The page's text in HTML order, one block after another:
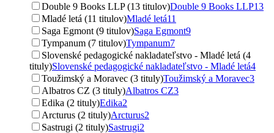
Double 9 Books LLP (13 titulov)Double 9 Books LLP13
Mladé letá (11 titulov)Mladé letá11
Saga Egmont (9 titulov)Saga Egmont9
Tympanum (7 titulov)Tympanum7
Slovenské pedagogické nakladateľstvo - Mladé letá (4
tituly)Slovenské pedagogické nakladateľstvo - Mladé letá4
Toužimský a Moravec (3 tituly)Toužimský a Moravec3
Albatros CZ (3 tituly)Albatros CZ3
Edika (2 tituly)Edika2
Arcturus (2 tituly)Arcturus2
Sastrugi (2 tituly)Sastrugi2